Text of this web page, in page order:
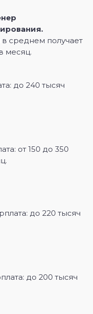
среднем получает
месяц.
до 240 тысяч
от 150 до 350
до 220 тысяч
до 200 тысяч